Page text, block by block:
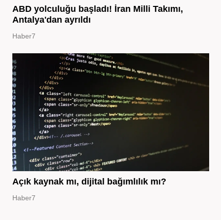
ABD yolculuğu başladı! İran Milli Takımı,
Antalya'dan ayrıldı
Haber7
Açık kaynak mı, dijital bağımlılık mı?
Haber7